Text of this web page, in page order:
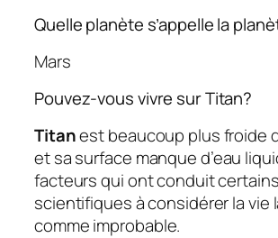
Quelle planète s’appelle la
Mars
Pouvez-vous vivre sur Titan?
Titanest beaucoup plus froide
et sa surface manque d’eau
facteurs qui ont conduit certains
scientifiques à considérer la vie
comme improbable.